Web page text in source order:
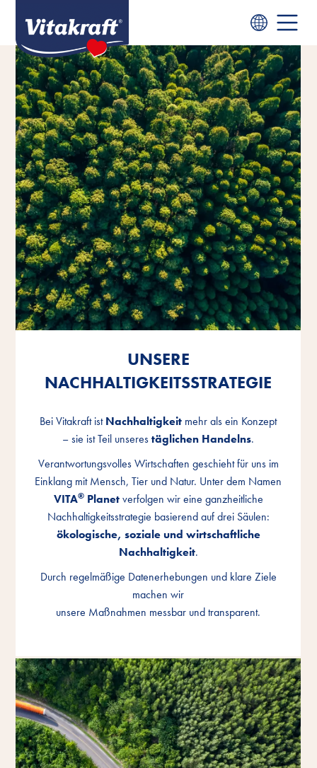
UNSERE
NACHHALTIGKEITSSTRATEGIE
Bei Vitakraft istNachhaltigkeit mehr als ein Konzept
– sie ist Teil unserestäglichen Handelns.
Verantwortungsvolles Wirtschaften geschieht für uns im
Einklang mit Mensch, Tier und Natur. Unter dem Namen
VITA®Planetverfolgen wir eine ganzheitliche
Nachhaltigkeitsstrategie basierend auf drei Säulen:
ökologische, soziale und wirtschaftliche
Nachhaltigkeit.
Durch regelmäßige Datenerhebungen und klare Ziele
machen wir
unsere Maßnahmen messbar und transparent.
UNSERE
NACHHALTIGKEITSSTRATEGIE
Bei Vitakraft istNachhaltigkeit mehr als ein Konzept
– sie ist Teil unserestäglichen Handelns.
Verantwortungsvolles Wirtschaften geschieht für uns im
Einklang mit Mensch, Tier und Natur. Unter dem Namen
VITA®Planetverfolgen wir eine ganzheitliche
Nachhaltigkeitsstrategie basierend auf drei Säulen:
ökologische, soziale und wirtschaftliche
Nachhaltigkeit.
Durch regelmäßige Datenerhebungen und klare Ziele
machen wir
unsere Maßnahmen messbar und transparent.
UNSERE
NACHHALTIGKEITSSTRATEGIE
Bei Vitakraft istNachhaltigkeit mehr als ein Konzept
– sie ist Teil unserestäglichen Handelns.
Verantwortungsvolles Wirtschaften geschieht für uns im
Einklang mit Mensch, Tier und Natur. Unter dem Namen
VITA®Planetverfolgen wir eine ganzheitliche
Nachhaltigkeitsstrategie basierend auf drei Säulen:
ökologische, soziale und wirtschaftliche
Nachhaltigkeit.
Durch regelmäßige Datenerhebungen und klare Ziele
machen wir
unsere Maßnahmen messbar und transparent.